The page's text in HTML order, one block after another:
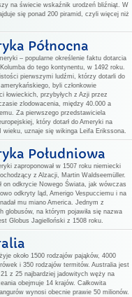
na świecie wskaźnik urodzeń bliźniąt. W
się ponad 200 piramid, czyli więcej niż
Północna
– popularne określenie faktu dotarcia
do tego kontynentu, w 1492 roku.
pierwszymi ludźmi, którzy dotarli do
byli członkowie
łowieckich, przybyłych z Azji przez
zlodowacenia, między 40.000 a
Za pierwszego przedstawiciela
który dotarł do Ameryki na
wieku, uznaje się wikinga Leifa Erikssona.
Południowa
zaproponował w 1507 roku niemiecki
z Alzacji, Martin Waldseemüller.
on odkrycie Nowego Świata, jak wówczas
odkryty ląd, Amerigo Vespucciemu i na
mu miano America. Jednym z
globusów, na którym pojawiła się nazwa
Globus Jagielloński z 1508 roku.
około 1500 rodzajów pająków, 4000
i 350 rodzajów termitów. Australia jest
z 25 najbardziej jadowitych węży na
obejmuje 14 krajów. Całkowita
wynosi obecnie prawie 50 milionów.